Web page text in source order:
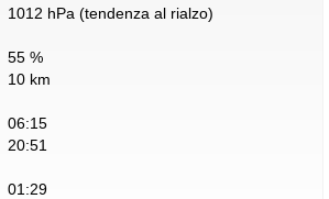
1012 hPa (tendenza al rialzo)
55 %
10 km
06:15
20:51
01:29